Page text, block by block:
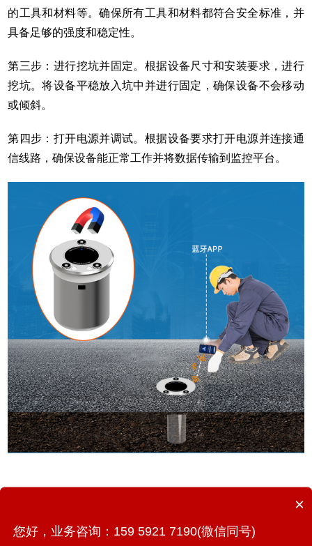
的工具和材料等。确保所有工具和材料都符合安全标准，并
具备足够的强度和稳定性。
第三步：进行挖坑并固定。根据设备尺寸和安装要求，进行
挖坑。将设备平稳放入坑中并进行固定，确保设备不会移动
或倾斜。
第四步：打开电源并调试。根据设备要求打开电源并连接通
信线路，确保设备能正常工作并将数据传输到监控平台。
地埋式积水监测仪的应用对于确保城市安全稳定运行具有重
要意义。此外，其应用还推动了城市智慧化、信息化建设的
×
您好，业务咨询：159 5921 7190(微信同号)